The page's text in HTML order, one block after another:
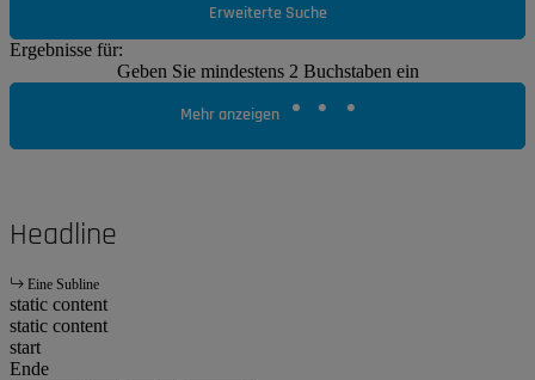
Erweiterte Suche
Ergebnisse für:
Geben Sie mindestens 2 Buchstaben ein
Mehr anzeigen
Headline
Eine Subline
static content
static content
start
Ende